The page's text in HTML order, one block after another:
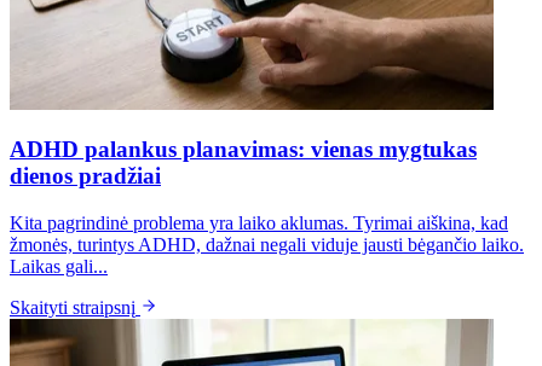
ADHD palankus planavimas: vienas mygtukas
dienos pradžiai
Kita pagrindinė problema yra laiko aklumas. Tyrimai aiškina, kad
žmonės, turintys ADHD, dažnai negali viduje jausti bėgančio laiko.
Laikas gali...
Skaityti straipsnį